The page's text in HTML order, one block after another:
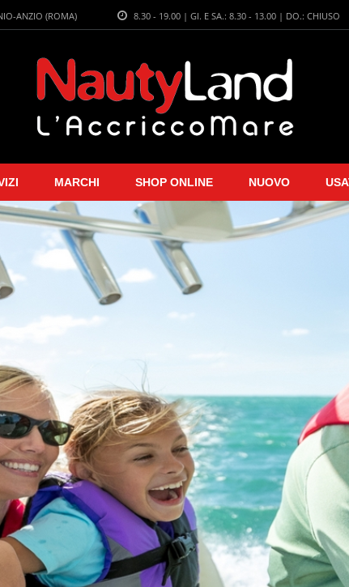
8.30 - 19.00 | GI. E SA.: 8.30 - 13.00 | DO.: CHIUSO
ANZIO (ROMA)
MARCHI SHOP ONLINE NUOVO